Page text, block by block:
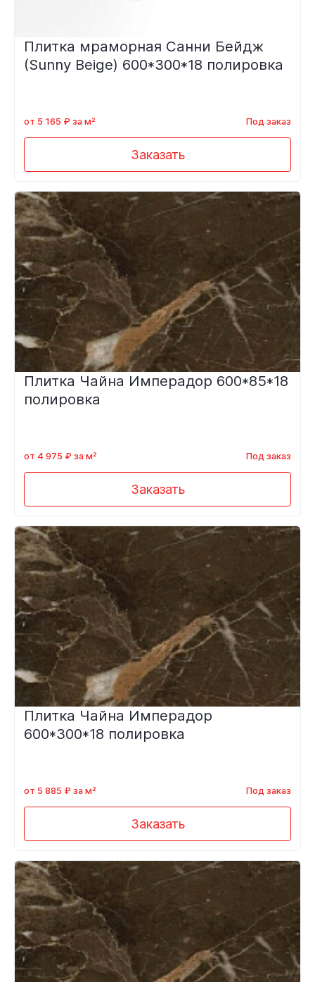
Плитка мраморная Санни Бейдж
(Sunny Beige) 600*300*18 полировка
от 5 165 ₽ за м² Под заказ
Заказать
Плитка Чайна Имперадор 600*85*18
полировка
от 4 975 ₽ за м² Под заказ
Заказать
Плитка Чайна Имперадор
600*300*18 полировка
от 5 885 ₽ за м² Под заказ
Заказать